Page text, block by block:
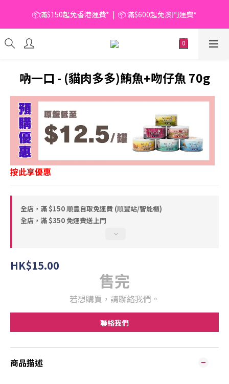
📦滿$150起免香港運費*  |  📦 滿$600起免澳門運費*
📦滿$150起免香港運費*  |  📦 滿$600起免澳門運費*
🥫 罐頭優惠 | 任選* 6件 即減 $6 |  任選* 24件 即減 $30 🥫 (按此了
解更多)
📦滿$150起免香港運費*  |  📦 滿$600起免澳門運費*
吶一口 - (貓肉多多)鮪魚+吻仔魚 70g
按此享優惠
全店，滿 $150 順豐自取免運費 (順豐站/智能櫃)
全店，滿 $350 免運費送上門
HK$15.00
售完
若想購買，請聯絡我們。
聯絡我們
商品描述